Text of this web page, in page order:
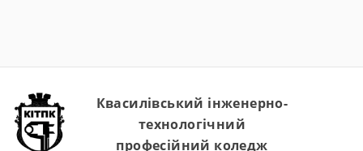
Квасилівський інженерно-
технологічний
професійний коледж